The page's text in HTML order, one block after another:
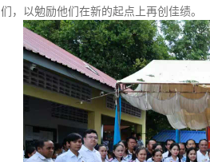
们，以勉励他们在新的起点上再创佳绩。